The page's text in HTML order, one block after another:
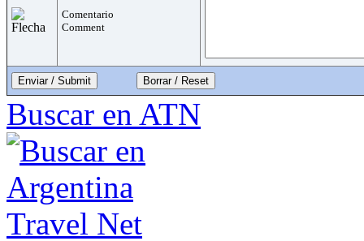
Comentario
Comment
Enviar / Submit
Buscar en ATN